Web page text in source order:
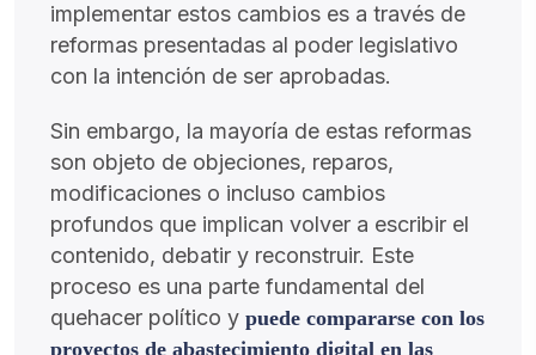
implementar estos cambios es a través de
reformas presentadas al poder legislativo
con la intención de ser aprobadas.
Sin embargo, la mayoría de estas reformas
son objeto de objeciones, reparos,
modificaciones o incluso cambios
profundos que implican volver a escribir el
contenido, debatir y reconstruir. Este
proceso es una parte fundamental del
quehacer político y puede compararse con los
proyectos de abastecimiento digital en las